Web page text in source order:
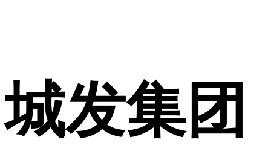
登录
城发集团